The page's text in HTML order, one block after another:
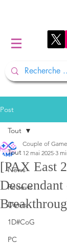
Post
Tout
News
Reviews
Divers
1D#CoG
PC
Tout
[PAX East
Couple of
12 mai 2025 3